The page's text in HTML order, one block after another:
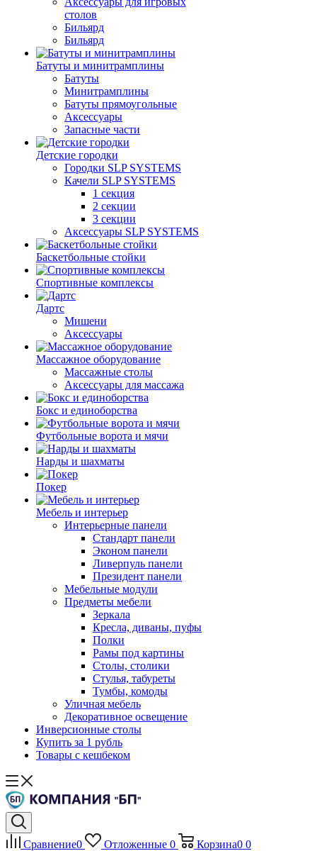
столов
Бильяpд
Бильяpд
Батуты и минитрамплины
Батуты
Минитрамплины
Батуты прямоугольные
Аксессуары
Запасные части
Детские городки
Городки SLP SYSTEMS
Качели SLP SYSTEMS
1 секция
2 секции
3 секции
Аксессуары SLP SYSTEMS
Баскетбольные стойки
Спортивные комплексы
Дартс
Мишени
Аксессуары
Массажное оборудование
Массажные столы
Аксессуары для массажа
Бокс и единоборства
Футбольные ворота и мячи
Нарды и шахматы
Покер
Мебель и интерьер
Интерьерные панели
Стандарт панели
Эконом панели
Ливерпуль панели
Президент панели
Мебельные модули
Предметы мебели
Зеркала
Кресла, диваны, пуфы
Полки
Рамы под картины
Столы, столики
Стулья, табуреты
Тумбы, комоды
Уличная мебель
Декоративное освещение
Инверсионные столы
Купить за 1 рубль
Товары с кешбеком
Сравнение0 Отложенные 0 Корзина0 0